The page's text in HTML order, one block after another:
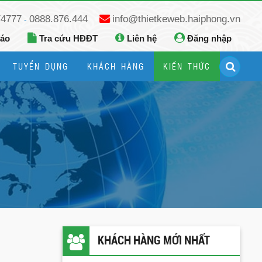
- 0888.876.444 info@thietkeweb.haiphong.vn
Tra cứu HĐĐT Liên hệ Đăng nhập
TUYỂN DỤNG KHÁCH HÀNG KIẾN THỨC
KHÁCH HÀNG MỚI NHẤT